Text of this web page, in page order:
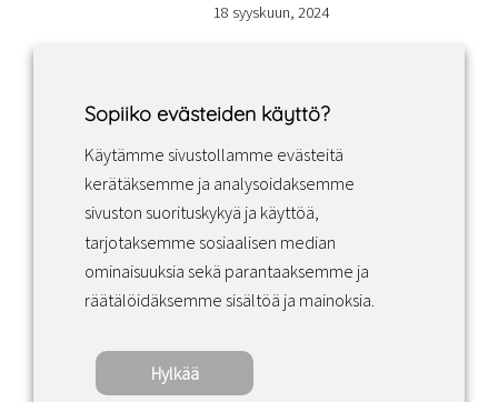
18 syyskuun, 2024
Facebook Instagram LinkedIn
Sopimusehdot
Copyright ©2022 · Valaisin Grönlund – All
Sopiiko evästeiden käyttö?
Käytämme sivustollamme evästeitä
kerätäksemme ja analysoidaksemme
sivuston suorituskykyä ja käyttöä,
tarjotaksemme sosiaalisen median
ominaisuuksia sekä parantaaksemme ja
räätälöidäksemme sisältöä ja mainoksia.
Hylkää